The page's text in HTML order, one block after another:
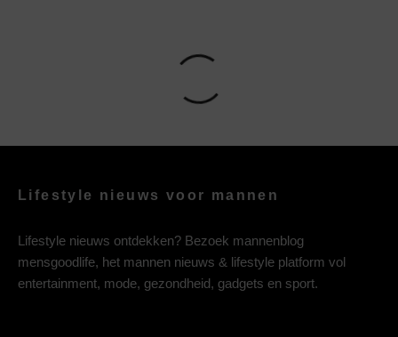
Lifestyle nieuws voor mannen
Lifestyle nieuws ontdekken? Bezoek mannenblog
mensgoodlife, het mannen nieuws & lifestyle platform vol
entertainment, mode, gezondheid, gadgets en sport.